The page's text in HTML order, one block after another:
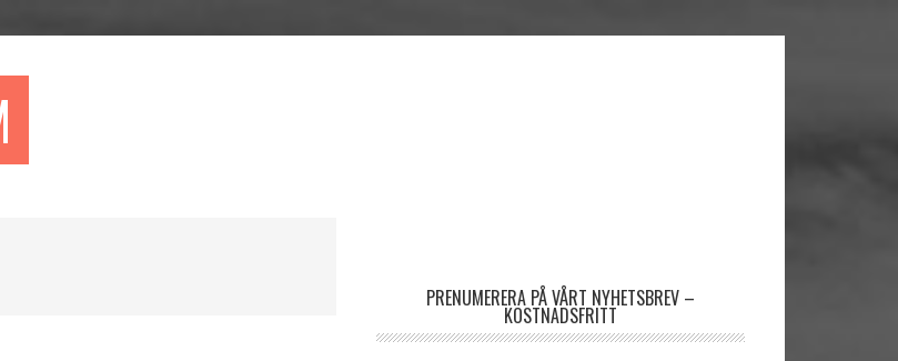
PRENUMERERA PÅ VÅRT NYHETSBREV –
KOSTNADSFRITT